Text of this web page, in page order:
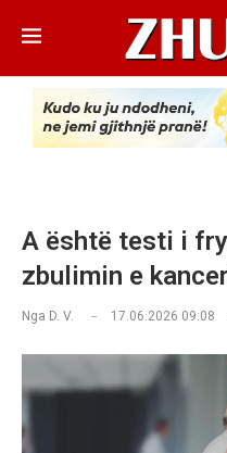
A është testi i
zbulimin e
Nga D. V. 17.06.2026 09:08